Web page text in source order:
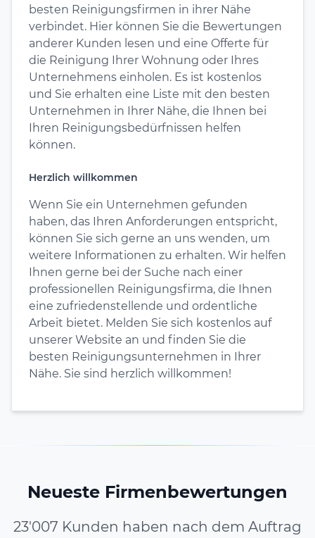
besten Reinigungsfirmen in ihrer Nähe
verbindet. Hier können Sie die Bewertungen
anderer Kunden lesen und eine Offerte für
die Reinigung Ihrer Wohnung oder Ihres
Unternehmens einholen. Es ist kostenlos
und Sie erhalten eine Liste mit den besten
Unternehmen in Ihrer Nähe, die Ihnen bei
Ihren Reinigungsbedürfnissen helfen
können.
Herzlich willkommen
Wenn Sie ein Unternehmen gefunden
haben, das Ihren Anforderungen entspricht,
können Sie sich gerne an uns wenden, um
weitere Informationen zu erhalten. Wir helfen
Ihnen gerne bei der Suche nach einer
professionellen Reinigungsfirma, die Ihnen
eine zufriedenstellende und ordentliche
Arbeit bietet. Melden Sie sich kostenlos auf
unserer Website an und finden Sie die
besten Reinigungsunternehmen in Ihrer
Nähe. Sie sind herzlich willkommen!
Neueste Firmenbewertungen
23'007 Kunden haben nach dem Auftrag